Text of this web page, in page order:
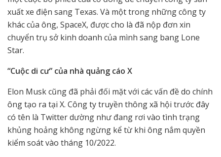
xuất xe điện sang Texas. Và một trong những công ty
khác của ông, SpaceX, được cho là đã nộp đơn xin
chuyển trụ sở kinh doanh của mình sang bang Lone
Star.
“Cuộc di cư” của nhà quảng cáo X
Elon Musk cũng đã phải đối mặt với các vấn đề do chính
ông tạo ra tại X. Công ty truyền thông xã hội trước đây
có tên là Twitter dường như đang rơi vào tình trạng
khủng hoảng không ngừng kể từ khi ông nắm quyền
kiểm soát vào tháng 10/2022.